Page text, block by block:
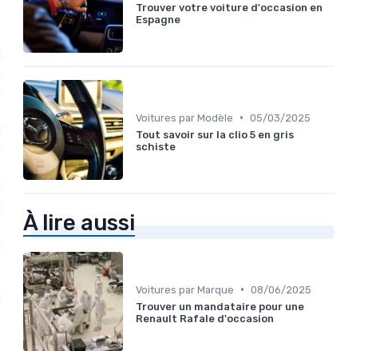
Trouver votre voiture d'occasion en
Espagne
Voitures par Modèle • 05/03/2025
Tout savoir sur la clio 5 en gris
schiste
À lire aussi
Voitures par Marque • 08/06/2025
Trouver un mandataire pour une
Renault Rafale d'occasion